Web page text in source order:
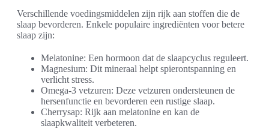
Verschillende voedingsmiddelen zijn rijk aan stoffen die de
slaap bevorderen. Enkele populaire ingrediënten voor betere
slaap zijn:
Melatonine: Een hormoon dat de slaapcyclus reguleert.
Magnesium: Dit mineraal helpt spierontspanning en
verlicht stress.
Omega-3 vetzuren: Deze vetzuren ondersteunen de
hersenfunctie en bevorderen een rustige slaap.
Cherrysap: Rijk aan melatonine en kan de
slaapkwaliteit verbeteren.